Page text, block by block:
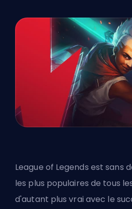
League of Legends est sans
les plus populaires de tous
d'autant plus vrai avec le